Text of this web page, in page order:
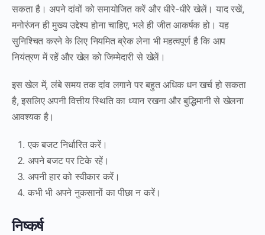
सकता है। अपने दांवों को समायोजित करें और धीरे-धीरे खेलें। याद रखें,
मनोरंजन ही मुख्य उद्देश्य होना चाहिए, भले ही जीत आकर्षक हो। यह
सुनिश्चित करने के लिए नियमित ब्रेक लेना भी महत्वपूर्ण है कि आप
नियंत्रण में रहें और खेल को जिम्मेदारी से खेलें।
इस खेल में, लंबे समय तक दांव लगाने पर बहुत अधिक धन खर्च हो सकता
है, इसलिए अपनी वित्तीय स्थिति का ध्यान रखना और बुद्धिमानी से खेलना
आवश्यक है।
एक बजट निर्धारित करें।
अपने बजट पर टिके रहें।
अपनी हार को स्वीकार करें।
कभी भी अपने नुकसानों का पीछा न करें।
निष्कर्ष